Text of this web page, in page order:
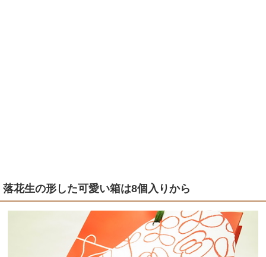
落花生の形した可愛い箱は8個入りから